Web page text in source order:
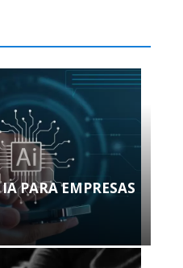
PARA EMPRESAS